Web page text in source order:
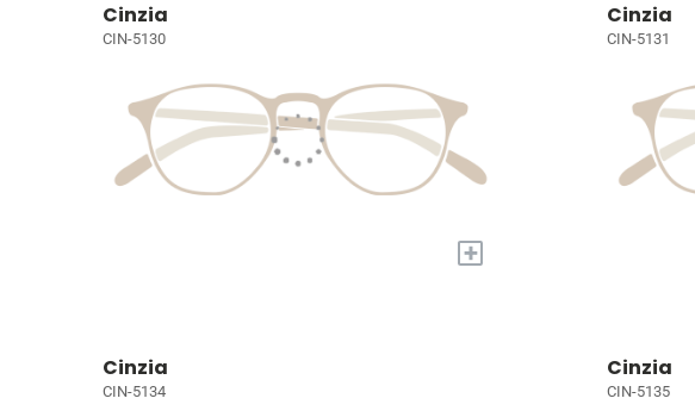
Cinzia
CIN-5130
+
Cinzia
CIN-5131
Cinzia
CIN-5134
Cinzia
CIN-5135